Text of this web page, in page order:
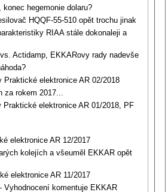
konec hegemonie dolaru?
HQQF-55-510 opět trochu jinak
RIAA stále dokonaleji a
Actidamp, EKKARovy rady nadevše
Praktické elektronice AR 02/2018
za rokem 2017...
elektronice AR 01/2018, PF
elektronice AR 12/2017
kolejích a všeuměl EKKAR opět
elektronice AR 11/2017
Vyhodnocení komentuje EKKAR